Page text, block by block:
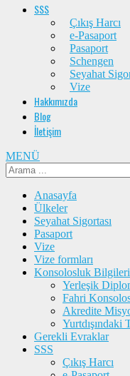
SSS
Çıkış Harcı
e-Pasaport
Pasaport
Schengen
Seyahat
Vize
Hakkımızda
Blog
İletişim
MENÜ
Anasayfa
Ülkeler
Seyahat Sigortası
Pasaport
Vize
Vize formları
Konsolosluk Bilgileri
Yerleşik
Fahri
Akredite
Yurtdışındaki
Gerekli Evraklar
SSS
Çıkış Harcı